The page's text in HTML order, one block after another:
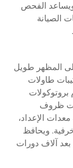
الفحص
الصيانة
المظهر طويل
طاولات
بروتوكولات
ظروف
الإعداد،
ويحافظ
آلاف دورات